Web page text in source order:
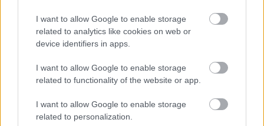
I want to allow Google to enable storage
related to analytics like cookies on web or
device identifiers in apps.
I want to allow Google to enable storage
related to functionality of the website or app.
I want to allow Google to enable storage
related to personalization.
Najnovšie príspevky